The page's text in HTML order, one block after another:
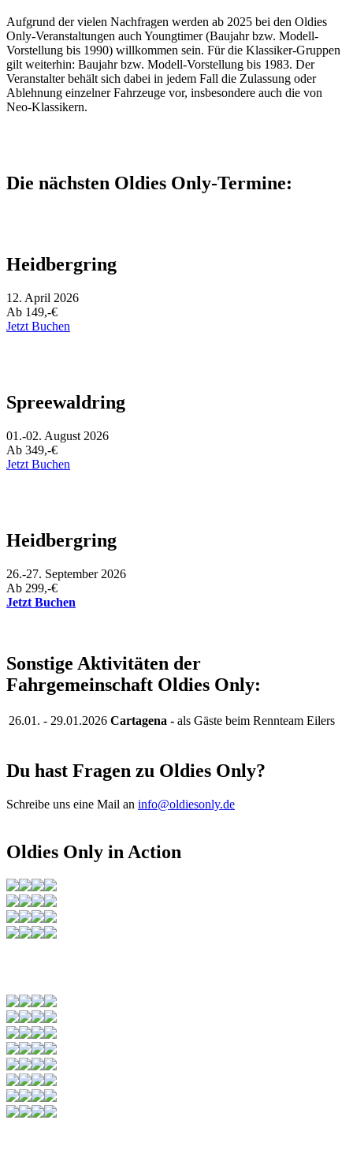
Aufgrund der vielen Nachfragen werden ab 2025 bei den Oldies
Only-Veranstaltungen auch Youngtimer (Baujahr bzw. Modell-
Vorstellung bis 1990) willkommen sein. Für die Klassiker-Gruppen
gilt weiterhin: Baujahr bzw. Modell-Vorstellung bis 1983. Der
Veranstalter behält sich dabei in jedem Fall die Zulassung oder
Ablehnung einzelner Fahrzeuge vor, insbesondere auch die von
Neo-Klassikern.
Die nächsten Oldies Only-Termine:
Heidbergring
12. April 2026
Ab 149,-€
Jetzt Buchen
Spreewaldring
01.-02. August 2026
Ab 349,-€
Jetzt Buchen
Heidbergring
26.-27. September 2026
Ab 299,-€
Jetzt Buchen
Sonstige Aktivitäten der
Fahrgemeinschaft Oldies Only:
26.01. - 29.01.2026 Cartagena - als Gäste beim Rennteam Eilers
Du hast Fragen zu Oldies Only?
Schreibe uns eine Mail an info@oldiesonly.de
Oldies Only in Action